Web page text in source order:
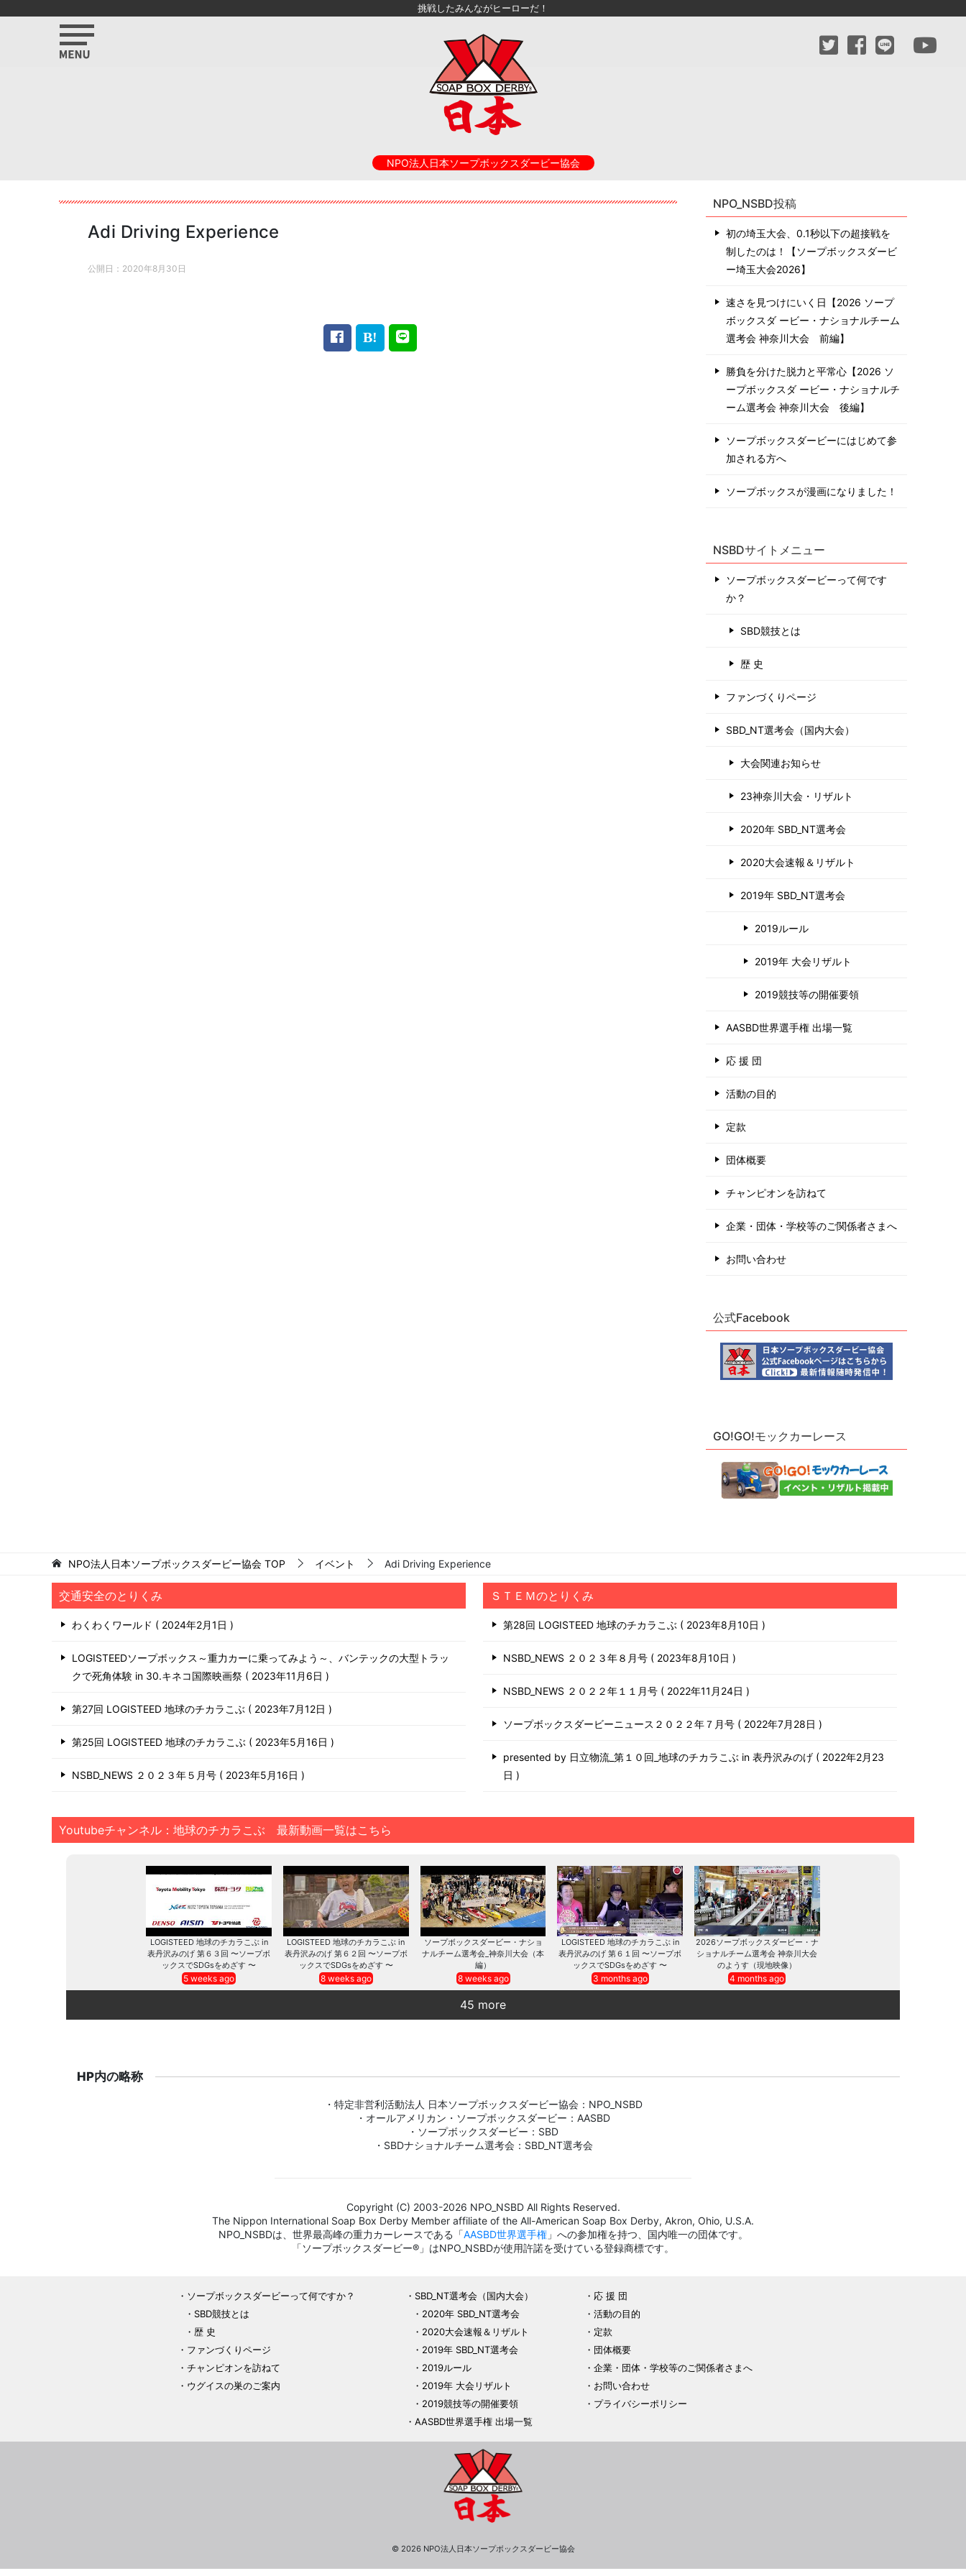
挑戦したみんながヒーローだ！
NPO法人日本ソープボックスダービー協会
Adi Driving Experience
公開日： 2020年8月30日
NPO_NSBD投稿
初の埼玉大会、0.1秒以下の超接戦を
制したのは！【ソープボックスダービ
ー埼玉大会2026】
速さを見つけにいく日【2026 ソープ
ボックスダ ービー・ナショナルチーム
選考会 神奈川⼤会 前編】
勝負を分けた脱力と平常心【2026 ソ
ープボックスダ ービー・ナショナルチ
ーム選考会 神奈川⼤会 後編】
ソープボックスダービーにはじめて参
加される方へ
ソープボックスが漫画になりました！
NSBDサイトメニュー
ソープボックスダービーって何です
か？
SBD競技とは
歴 史
ファンづくりページ
SBD_NT選考会（国内大会）
大会関連お知らせ
23神奈川大会・リザルト
2020年 SBD_NT選考会
2020大会速報＆リザルト
2019年 SBD_NT選考会
2019ルール
2019年 大会リザルト
2019競技等の開催要領
AASBD世界選手権 出場一覧
応 援 団
活動の目的
定款
団体概要
チャンピオンを訪ねて
企業・団体・学校等のご関係者さまへ
お問い合わせ
公式Facebook
GO!GO!モックカーレース
NPO法人日本ソープボックスダービー協会 TOP イベント Adi Driving Experience
交通安全のとりくみ
わくわくワールド 2024年2月1日
LOGISTEEDソープボックス～重力カーに乗ってみよう～、バンテックの大型トラッ
クで死角体験 in 30.キネコ国際映画祭
2023年11月6日
第27回 LOGISTEED 地球のチカラこぶ 2023年7月12日
第25回 LOGISTEED 地球のチカラこぶ 2023年5月16日
NSBD_NEWS ２０２３年５月号 2023年5月16日
ＳＴＥＭのとりくみ
第28回 LOGISTEED 地球のチカラこぶ 2023年8月10日
NSBD_NEWS ２０２３年８月号 2023年8月10日
NSBD_NEWS ２０２２年１１月号 2022年11月24日
ソープボックスダービーニュース２０２２年７月号 2022年7月28日
presented by 日立物流_第１０回_地球のチカラこぶ in 表丹沢みのげ
2022年2月23
日
Youtubeチャンネル：地球のチカラこぶ 最新動画一覧はこちら
LOGISTEED 地球のチカラこぶ in
表丹沢みのげ 第６３回 〜ソープボ
ックスでSDGsをめざす 〜
5 weeks ago
LOGISTEED 地球のチカラこぶ in
表丹沢みのげ 第６２回 〜ソープボ
ックスでSDGsをめざす 〜
8 weeks ago
ソープボックスダービー・ナショ
ナルチーム選考会_神奈川大会（本
編）
8 weeks ago
LOGISTEED 地球のチカラこぶ in
表丹沢みのげ 第６１回 〜ソープボ
ックスでSDGsをめざす 〜
3 months ago
2026ソープボックスダービー・ナ
ショナルチーム選考会 神奈川大会
のようす（現地映像）
4 months ago
45 more
HP内の略称
・特定非営利活動法人 日本ソープボックスダービー協会：NPO_NSBD
・オールアメリカン・ソープボックスダービー：AASBD
・ソープボックスダービー：SBD
・SBDナショナルチーム選考会：SBD_NT選考会
Copyright (C) 2003-2026 NPO_NSBD All Rights Reserved.
The Nippon International Soap Box Derby Member affiliate of the All-American Soap Box Derby, Akron, Ohio, U.S.A.
NPO_NSBDは、世界最高峰の重力カーレースである「AASBD世界選手権」への参加権を持つ、国内唯一の団体です。
「ソープボックスダービー®」はNPO_NSBDが使用許諾を受けている登録商標です。
ソープボックスダービーって何ですか？
SBD競技とは
歴 史
ファンづくりページ
チャンピオンを訪ねて
ウグイスの巣のご案内
SBD_NT選考会（国内大会）
2020年 SBD_NT選考会
2020大会速報＆リザルト
2019年 SBD_NT選考会
2019ルール
2019年 大会リザルト
2019競技等の開催要領
AASBD世界選手権 出場一覧
応 援 団
活動の目的
定款
団体概要
企業・団体・学校等のご関係者さまへ
お問い合わせ
プライバシーポリシー
© 2026 NPO法人日本ソープボックスダービー協会